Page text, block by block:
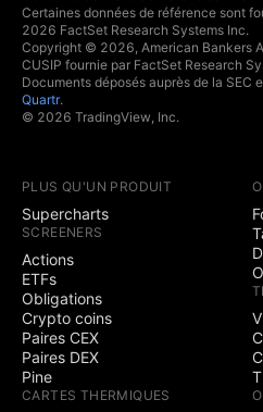
Certaines données de référence sont
2026 FactSet Research Systems Inc.
Copyright © 2026, American Bankers
CUSIP fournie par FactSet Research
Documents déposés auprès de la SEC
Quartr.
© 2026 TradingView, Inc.
PLUS QU'UN PRODUIT
Supercharts
SCREENERS
Actions
ETFs
Obligations
Crypto coins
Paires CEX
Paires DEX
Pine
CARTES THERMIQUES